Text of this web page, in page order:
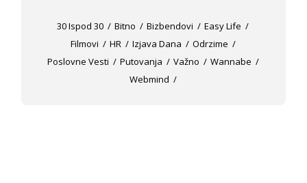
30 Ispod 30 Bitno Bizbendovi
Easy Life
Filmovi
HR Izjava Dana
Odrzime
Poslovne Vesti
Putovanja Važno
Wannabe
Webmind